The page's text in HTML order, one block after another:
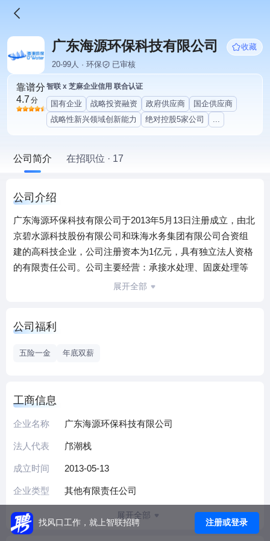
广东海源环保科技有限公司
收藏
20-99人 · 环保
已审核
靠谱分
4.7 分
智联 x 芝麻企业信用 联合认证
国有企业 战略投资融资 政府供应商
国企供应商
战略性新兴领域创新能力
绝对控股5家公司 ...
公司简介 在招职位 · 17
公司介绍
广东海源环保科技有限公司于2013年5月13日注册成立，由北
京碧水源科技股份有限公司和珠海水务集团有限公司合资组
建的高科技企业，公司注册资本为1亿元，具有独立法人资格
的有限责任公司。公司主要经营：承接水处理、固废处理等
水务及环保、市政工程，自来水及污水处理膜及环保设备的
模式的新探索，海源环保公司将在水处理和固废处理方面的
废水处理、自来水处理、海水淡化、水务工程建设以及民用
商用净水设备等为示范项目，建立合资公司品牌形象和市场
地位，以开拓华南等地区水务、环保工程项目，最终实现在
资本市场成功上市的目标。
展开全部
公司福利
五险一金 年底双薪
工商信息
企业名称 广东海源环保科技有限公司
法人代表 邝潮栈
成立时间 2013-05-13
企业类型 其他有限责任公司
展开全部
找风口工作，就上智联招聘 注册或登录